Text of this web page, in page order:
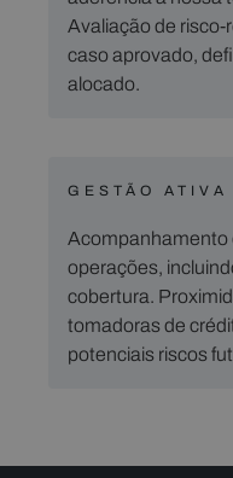
Avaliação de
caso aprovado,
alocado.
GESTÃO ATIVA
Acompanhamento
operações,
cobertura.
tomadoras de
potenciais riscos